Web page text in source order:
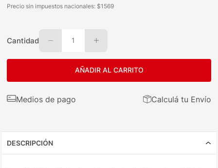
Precio sin impuestos nacionales: $1569
Cantidad 1
AÑADIR AL CARRITO
Medios de pago Calculá tu Envío
DESCRIPCIÓN